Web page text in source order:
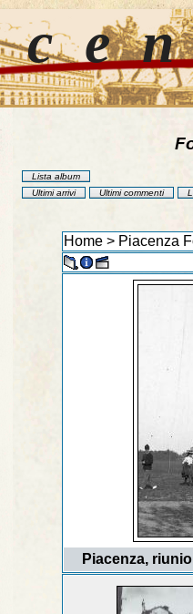
Lista album
Ultimi arrivi
Ultimi commenti
Home> Piacenza
Piacenza,